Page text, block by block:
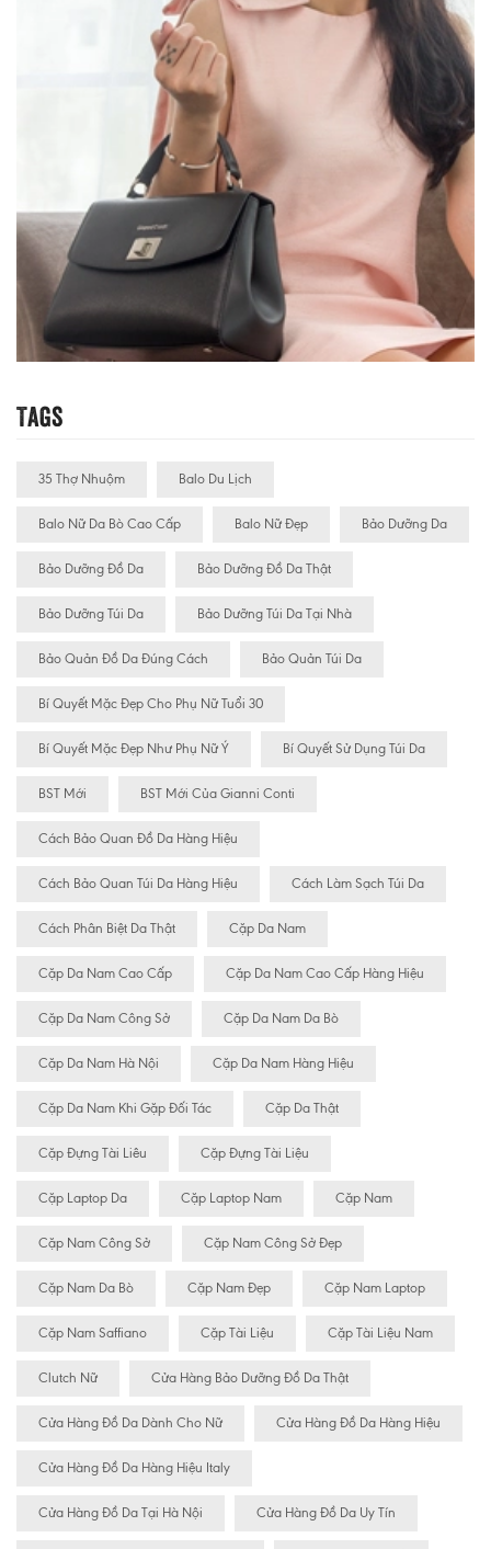
Tags
35 Thợ Nhuộm Balo Du Lịch
Balo Nữ Da Bò Cao Cấp Balo Nữ Đẹp Bảo Dưỡng Da
Bảo Dưỡng Đồ Da Bảo Dưỡng Đồ Da Thật
Bảo Dưỡng Túi Da Bảo Dưỡng Túi Da Tại Nhà
Bảo Quản Đồ Da Đúng Cách Bảo Quản Túi Da
Bí Quyết Mặc Đẹp Cho Phụ Nữ Tuổi 30
Bí Quyết Mặc Đẹp Như Phụ Nữ Ý Bí Quyết Sử Dụng Túi Da
BST Mới BST Mới Của Gianni Conti
Cách Bảo Quan Đồ Da Hàng Hiệu
Cách Bảo Quan Túi Da Hàng Hiệu Cách Làm Sạch Túi Da
Cách Phân Biệt Da Thật Cặp Da Nam
Cặp Da Nam Cao Cấp Cặp Da Nam Cao Cấp Hàng Hiệu
Cặp Da Nam Công Sở Cặp Da Nam Da Bò
Cặp Da Nam Hà Nội Cặp Da Nam Hàng Hiệu
Cặp Da Nam Khi Gặp Đối Tác Cặp Da Thật
Cặp Đựng Tài Liêu Cặp Đựng Tài Liệu
Cặp Laptop Da Cặp Laptop Nam Cặp Nam
Cặp Nam Công Sở Cặp Nam Công Sở Đẹp
Cặp Nam Da Bò Cặp Nam Đẹp Cặp Nam Laptop
Cặp Nam Saffiano Cặp Tài Liệu Cặp Tài Liệu Nam
Clutch Nữ Cửa Hàng Bảo Dưỡng Đồ Da Thật
Cửa Hàng Đồ Da Dành Cho Nữ Cửa Hàng Đồ Da Hàng Hiệu
Cửa Hàng Đồ Da Hàng Hiệu Italy
Cửa Hàng Đồ Da Tại Hà Nội Cửa Hàng Đồ Da Uy Tín